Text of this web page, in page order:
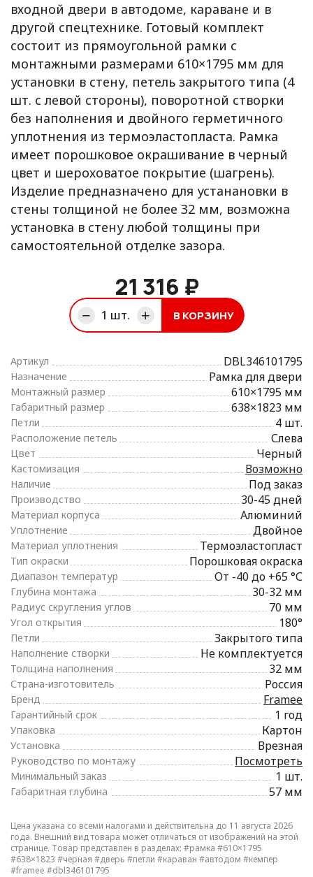
входной двери в автодоме, караване и в
другой спецтехнике. Готовый комплект
состоит из прямоугольной рамки с
монтажными размерами 610×1795 мм для
установки в стену, петель закрытого типа (4
шт. с левой стороны), поворотной створки
без наполнения и двойного герметичного
уплотнения из термоэластопласта. Рамка
имеет порошковое окрашивание в черный
цвет и шероховатое покрытие (шагрень).
Изделие предназначено для устанановки в
стены толщиной не более 32 мм, возможна
установка в стену любой толщины при
самостоятельной отделке зазора.
21 316 ₽
1 шт. В КОРЗИНУ
Артикул DBL346101795
Назначение Рамка для двери
Монтажный размер 610×1795 мм
Габаритный размер 638×1823 мм
Петли 4 шт.
Расположение петель Слева
Цвет Черный
Кастомизация Возможно
Наличие Под заказ
Производство 30-45 дней
Материал корпуса Алюминий
Уплотнение Двойное
Материал уплотнения Термоэластопласт
Тип окраски Порошковая окраска
Диапазон температур От -40 до +65 °С
Глубина монтажа 30-32 мм
Радиус скругления углов 70 мм
Угол открытия 180°
Петли Закрытого типа
Наполнение створки Не комплектуется
Толщина наполнения 32 мм
Страна-изготовитель Россия
Бренд Framee
Гарантийный срок 1 год
Упаковка Картон
Установка Врезная
Руководство по монтажу Посмотреть
Минимальный заказ 1 шт.
Габаритная глубина 57 мм
Цена указана со всеми налогами и действительна до 11 августа 2026
года. Внешний вид товара может отличаться от изображений на этой
странице. Товар представлен в разделах: #рамка #610×1795
#638×1823 #черная #дверь #петли #караван #автодом #кемпер
#framee #dbl346101795